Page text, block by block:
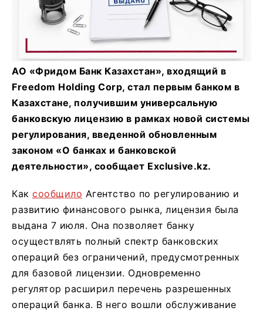
АО «Фридом Банк Казахстан», входящий в
Freedom Holding Corp, стал первым банком в
Казахстане, получившим универсальную
банковскую лицензию в рамках новой системы
регулирования, введенной обновленным
законом «О банках и банковской
деятельности», сообщает Exclusive.kz.
Как сообщило Агентство по регулированию и
развитию финансового рынка, лицензия была
выдана 7 июля. Она позволяет банку
осуществлять полный спектр банковских
операций без ограничений, предусмотренных
для базовой лицензии. Одновременно
регулятор расширил перечень разрешенных
операций банка. В него вошли обслуживание